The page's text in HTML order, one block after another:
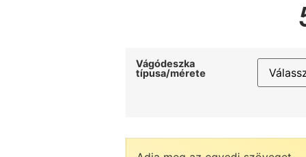
Vágódeszka
típusa/mérete